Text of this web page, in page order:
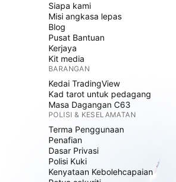
Siapa kami
Misi angkasa lepas
Blog
Pusat Bantuan
Kerjaya
Kit media
BARANGAN
Kedai TradingView
Kad tarot untuk pedagang
Masa Dagangan C63
POLISI & KESELAMATAN
Terma Penggunaan
Penafian
Dasar Privasi
Polisi Kuki
Kenyataan Kebolehcapaian